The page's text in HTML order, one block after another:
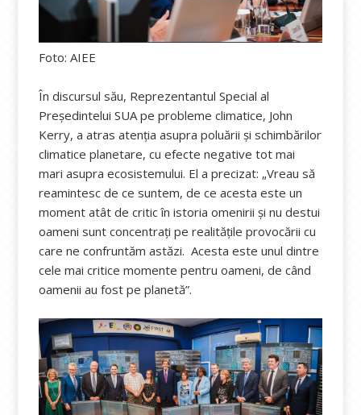
Foto: AIEE
În discursul său, Reprezentantul Special al
Preşedintelui SUA pe probleme climatice, John
Kerry, a atras atenţia asupra poluării şi schimbărilor
climatice planetare, cu efecte negative tot mai
mari asupra ecosistemului. El a precizat: „Vreau să
reamintesc de ce suntem, de ce acesta este un
moment atât de critic în istoria omenirii şi nu destui
oameni sunt concentraţi pe realităţile provocării cu
care ne confruntăm astăzi. Acesta este unul dintre
cele mai critice momente pentru oameni, de când
oamenii au fost pe planetă”.